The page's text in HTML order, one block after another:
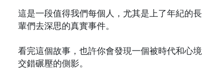
這是一段值得我們每個人，尤其是上了年紀的長
輩們去深思的真實事件。
看完這個故事，也許你會發現一個被時代和心境
交錯碾壓的側影。